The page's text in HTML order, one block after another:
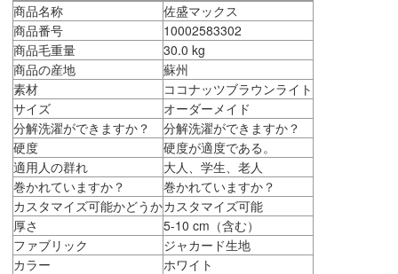
商品名称
佐盛マックス
商品番号
10002583302
商品毛重量
30.0 kg
商品の産地
蘇州
素材
ココナッツブラウンライト
サイズ
オーダーメイド
分解洗濯ができますか？
分解洗濯ができますか？
硬度
硬度が適度である。
適用人の群れ
大人、学生、老人
巻かれていますか？
巻かれていますか？
カスタマイズ可能かどうかカスタマイズ可能
厚さ
5-10 cm（含む）
ファブリック
ジャカード生地
カラー
ホワイト